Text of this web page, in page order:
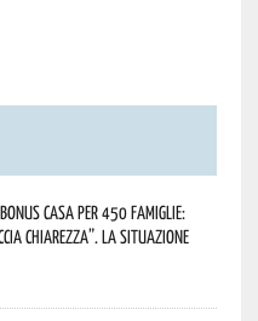
casa per 450 famiglie:
chiarezza”. La situazione